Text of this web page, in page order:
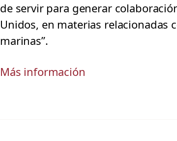
de servir para generar
Unidos, en materias relacionadas
marinas”.
Más información